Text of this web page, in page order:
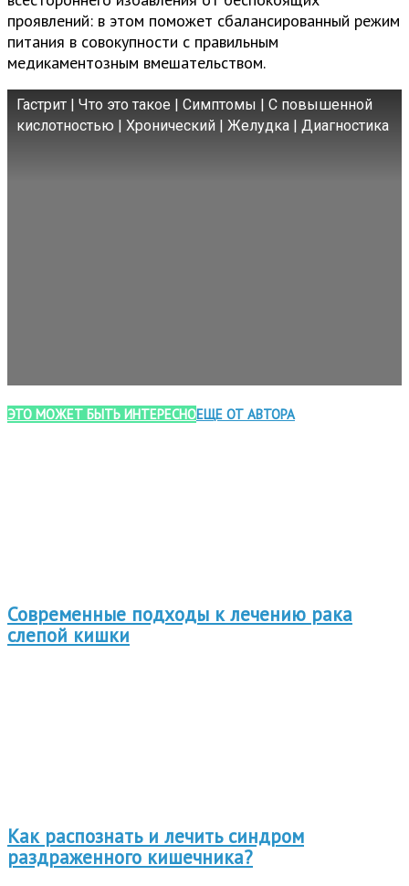
проявлений: в этом поможет сбалансированный режим
питания в совокупности с правильным
медикаментозным вмешательством.
Гастрит | Что это такое | Симптомы | С повышенной
кислотностью | Хронический | Желудка | Диагностика
ЭТО МОЖЕТ БЫТЬ ИНТЕРЕСНОЕЩЕ ОТ АВТОРА
Современные подходы к лечению рака
слепой кишки
Как распознать и лечить синдром
раздраженного кишечника?